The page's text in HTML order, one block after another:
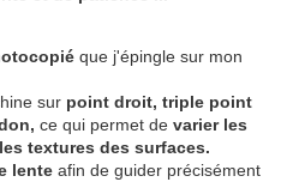
que j'épingle sur mon
sur point droit, triple point
ce qui permet de varier les
textures des surfaces.
lente afin de guider précisément